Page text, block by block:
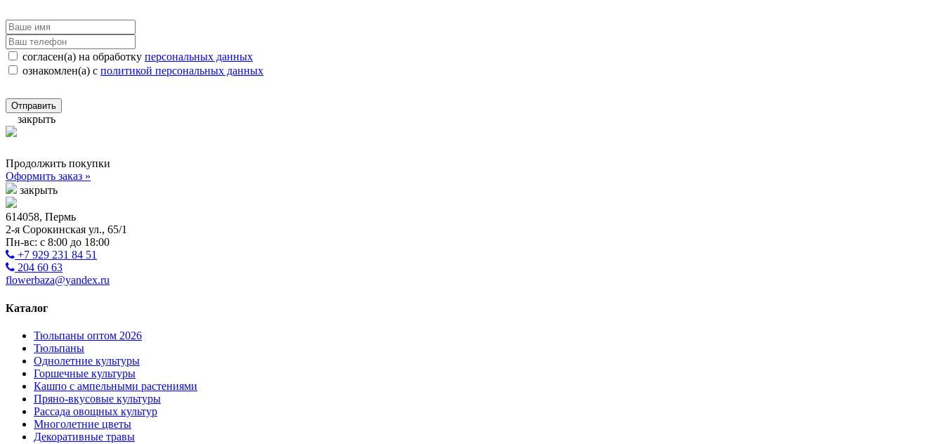
согласен(а) на обработку персональных данных
ознакомлен(а) с политикой персональных данных
Отправить
закрыть
Продолжить покупки
Оформить заказ »
закрыть
614058, Пермь
2-я Сорокинская ул., 65/1
Пн-вс: с 8:00 до 18:00
+7 929 231 84 51
204 60 63
flowerbaza@yandex.ru
Каталог
Тюльпаны оптом 2026
Тюльпаны
Однолетние культуры
Горшечные культуры
Кашпо с ампельными растениями
Пряно-вкусовые культуры
Рассада овощных культур
Многолетние цветы
Декоративные травы